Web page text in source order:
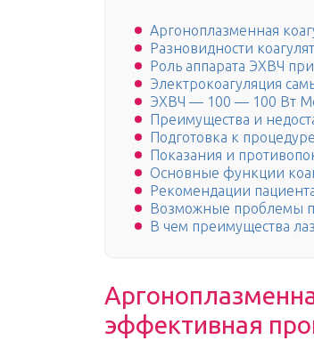
Аргоноплазменная
Разновидности
Роль аппарата ЭХВЧ
Электрокоагуляция
ЭХВЧ — 100 — 100 Вт
Преимущества и
Подготовка к процедуре
Показания и
Основные функции
Рекомендации
Возможные проблемы
В чем преимущества
эффективная